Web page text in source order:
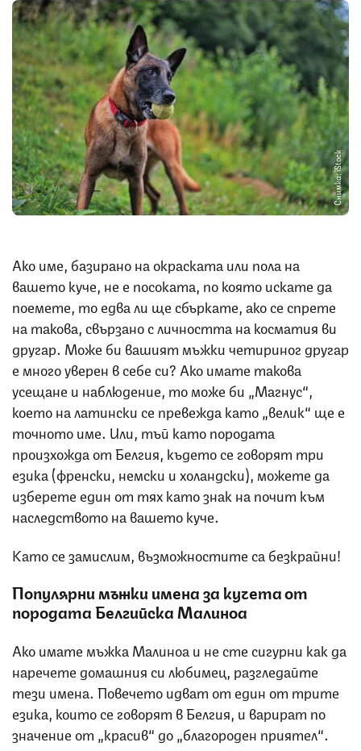
Снимка: iStock
Ако име, базирано на окраската или пола на
вашето куче, не е посоката, по която искате да
поемете, то едва ли ще сбъркате, ако се спрете
на такова, свързано с личността на косматия ви
другар. Може би вашият мъжки четириног другар
е много уверен в себе си? Ако имате такова
усещане и наблюдение, то може би „Магнус“,
което на латински се превежда като „велик“ ще е
точното име. Или, тъй като породата
произхожда от Белгия, където се говорят три
езика (френски, немски и холандски), можете да
изберете един от тях като знак на почит към
наследството на вашето куче.
Като се замислим, възможностите са безкрайни!
Популярни мъжки имена за кучета от
породата Белгийска Малиноа
Ако имате мъжка Малиноа и не сте сигурни как да
наречете домашния си любимец, разгледайте
тези имена. Повечето идват от един от трите
езика, които се говорят в Белгия, и варират по
значение от „красив“ до „благороден приятел“.